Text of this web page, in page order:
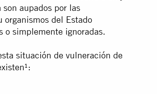
aupados por las
organismos del Estado
simplemente ignoradas.
situación de vulneración de